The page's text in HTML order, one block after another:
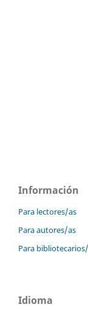
Información
Para lectores/as
Para autores/as
Para
Idioma